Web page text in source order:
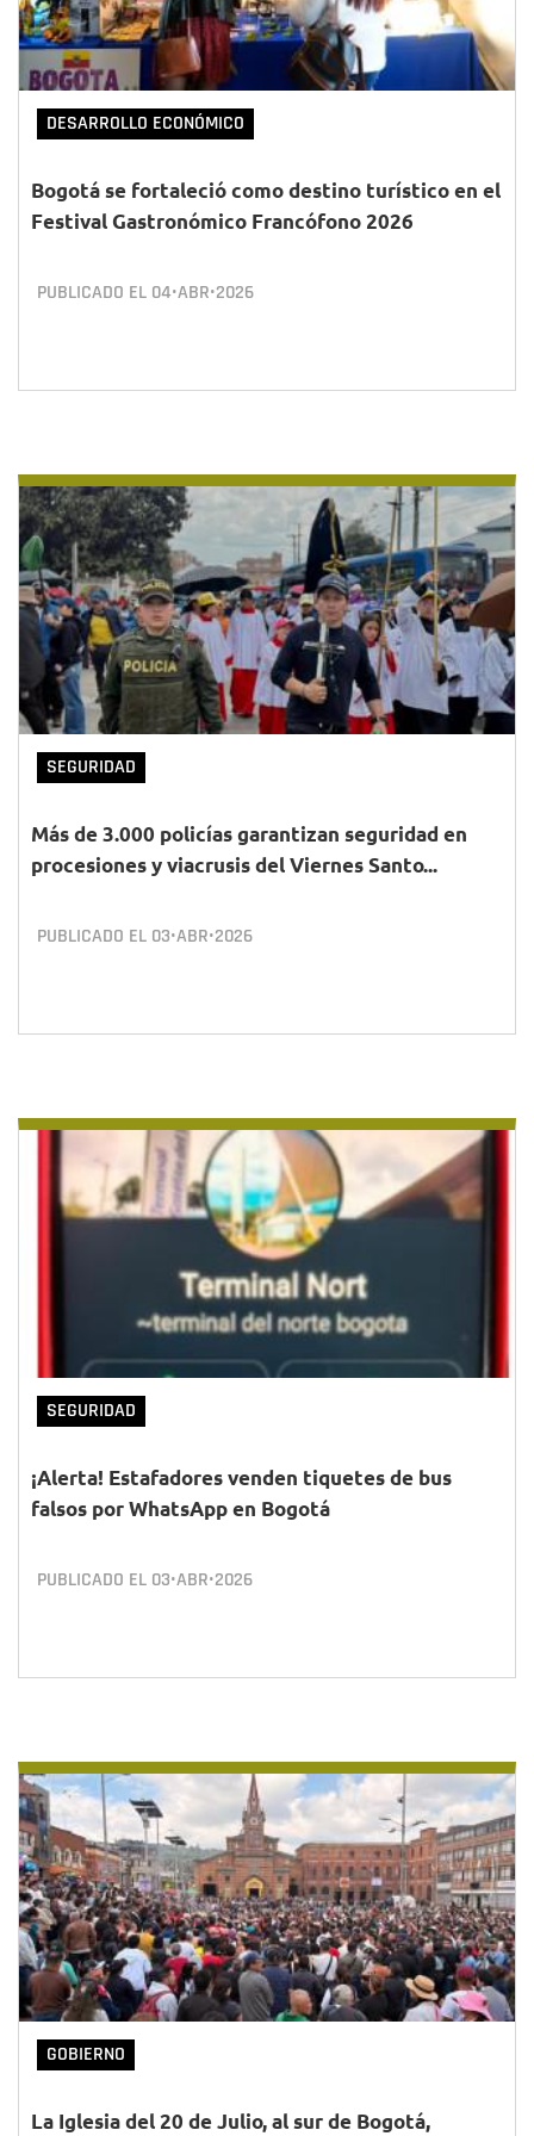
DESARROLLO ECONÓMICO
Bogotá se fortaleció como destino turístico en el
Festival Gastronómico Francófono 2026
PUBLICADO EL 04•ABR•2026
SEGURIDAD
Más de 3.000 policías garantizan seguridad en
procesiones y viacrusis del Viernes Santo...
PUBLICADO EL 03•ABR•2026
SEGURIDAD
¡Alerta! Estafadores venden tiquetes de bus
falsos por WhatsApp en Bogotá
PUBLICADO EL 03•ABR•2026
GOBIERNO
La Iglesia del 20 de Julio, al sur de Bogotá,